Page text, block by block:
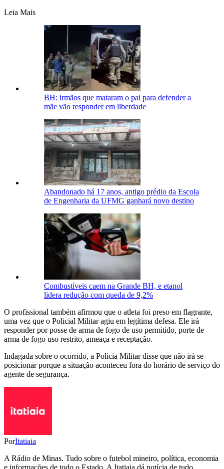
Leia Mais
BH: irmãos que mataram o pai para defender a
mãe vão responder em liberdade
Abandonado há 17 anos, antigo prédio da Escola
de Engenharia da UFMG ganhará novo destino
Combustíveis caem na Grande BH, e etanol
lidera redução com queda de 9,2%
O profissional também afirmou que o atleta foi preso em flagrante,
uma vez que o Policial Militar agiu em legítima defesa. Ele irá
responder por posse de arma de fogo de uso permitido, porte de
arma de fogo uso restrito, ameaça e receptação.
Indagada sobre o ocorrido, a Polícia Militar disse que não irá se
posicionar porque a situação aconteceu fora do horário de serviço do
agente de segurança.
PorItatiaia
A Rádio de Minas. Tudo sobre o futebol mineiro, política, economia
e informações de todo o Estado. A Itatiaia dá notícia de tudo.